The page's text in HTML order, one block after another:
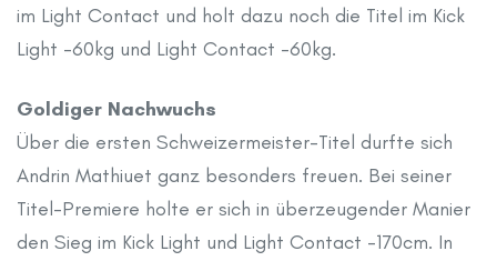
im Light Contact und holt dazu noch die Titel im Kick
Light -60kg und Light Contact -60kg.
Goldiger Nachwuchs
Über die ersten Schweizermeister-Titel durfte sich
Andrin Mathiuet ganz besonders freuen. Bei seiner
Titel-Premiere holte er sich in überzeugender Manier
den Sieg im Kick Light und Light Contact -170cm. In